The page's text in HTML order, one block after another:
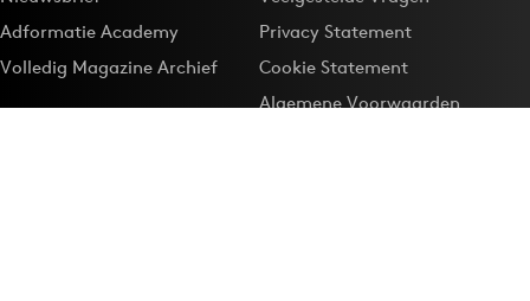
Adformatie Academy
Volledig Magazine Archief
Privacy Statement
Cookie Statement
Algemene Voorwaarden